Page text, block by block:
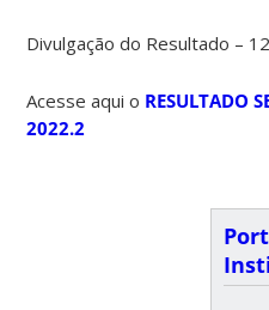
Divulgação do Resultado –
Acesse aqui o RESULTADO
2022.2